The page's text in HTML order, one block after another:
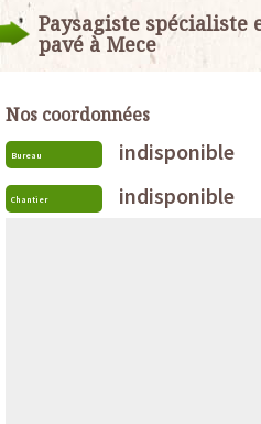
Paysagiste spécialiste
pavé à Mece
Nos coordonnées
Bureau indisponible
Chantier indisponible